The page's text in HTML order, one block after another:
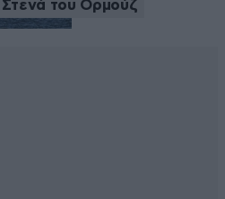
Στενά του Ορμούζ